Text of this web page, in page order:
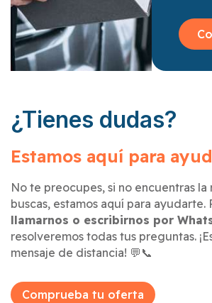
¿Tienes dudas?
Estamos aquí para
No te preocupes, si no encuentras la
buscas, estamos aquí para ayudarte.
llamarnos o escribirnos por
resolveremos todas tus preguntas.
mensaje de distancia! 💬📞
Comprueba tu oferta